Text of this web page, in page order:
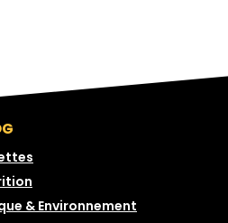
& Environnement